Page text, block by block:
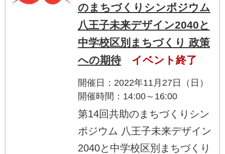
のまちづくりシンポジウム
八王子未来デザイン2040と
中学校区別まちづくり 政策
への期待
イベント終了
開催日：2022年11月27日（日）
開催時間：14:00～16:00
第14回共助のまちづくりシン
ポジウム 八王子未来デザイン
2040と中学校区別まちづくり